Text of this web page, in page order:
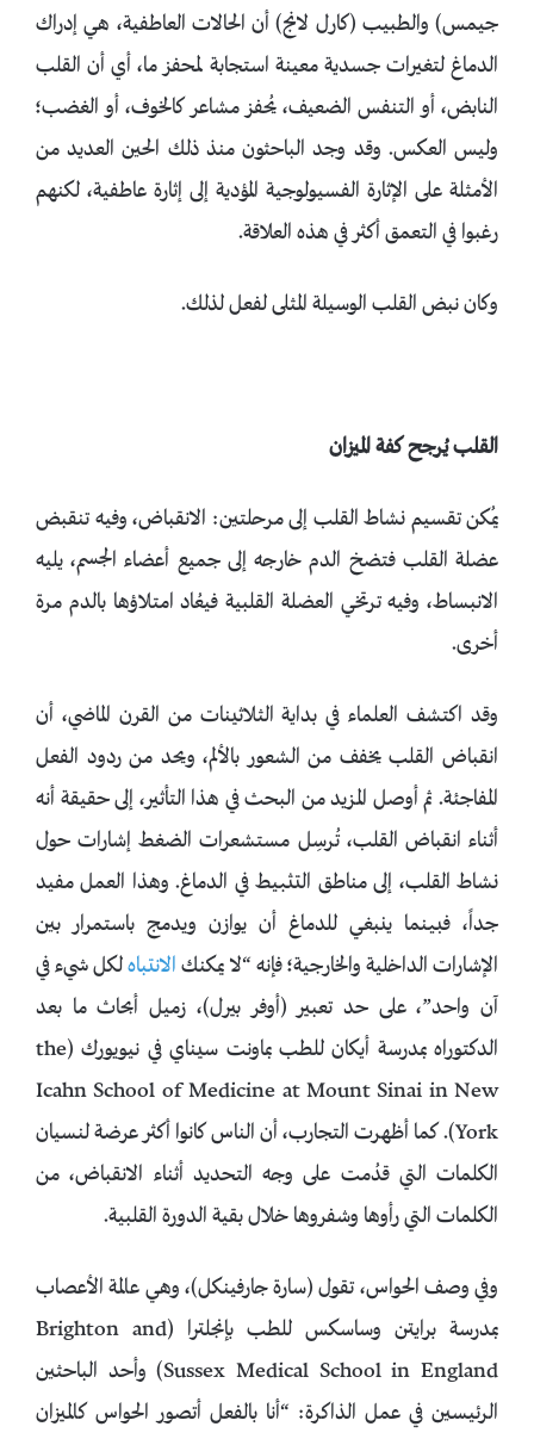
جيمس) والطبيب (كارل لانج) أن الحالات العاطفية، هي إدراك
الدماغ لتغيرات جسدية معينة استجابة لمحفز ما، أي أن القلب
النابض، أو التنفس الضعيف، يُحفز مشاعر كالخوف، أو الغضب؛
وليس العكس. وقد وجد الباحثون منذ ذلك الحين العديد من
الأمثلة على الإثارة الفسيولوجية المؤدية إلى إثارة عاطفية، لكنهم
رغبوا في التعمق أكثر في هذه العلاقة.
وكان نبض القلب الوسيلة المثلى لفعل لذلك.
القلب يُرجح كفة الميزان
يمُكن تقسيم نشاط القلب إلى مرحلتين: الانقباض، وفيه تنقبض
عضلة القلب فتضخ الدم خارجه إلى جميع أعضاء الجسم، يليه
الانبساط، وفيه ترتخي العضلة القلبية فيعُاد امتلاؤها بالدم مرة
أخرى.
وقد اكتشف العلماء في بداية الثلاثينات من القرن الماضي، أن
انقباض القلب يخفف من الشعور بالألم، ويحد من ردود الفعل
المفاجئة. ثم أوصل المزيد من البحث في هذا التأثير، إلى حقيقة أنه
أثناء انقباض القلب، تُرسِل مستشعرات الضغط إشارات حول
نشاط القلب، إلى مناطق التثبيط في الدماغ. وهذا العمل مفيد
جداً، فبينما ينبغي للدماغ أن يوازن ويدمج باستمرار بين
الإشارات الداخلية والخارجية؛ فإنه “لا يمكنك الانتباهلكل شيء في
آن واحد”، على حد تعبير (أوفر بيرل)، زميل أبحاث ما بعد
الدكتوراه بمدرسة أيكان للطب بماونت سيناي في نيويورك (the
Icahn School of Medicine at Mount Sinai in New
York). كما أظهرت التجارب، أن الناس كانوا أكثر عرضة لنسيان
الكلمات التي قدُمت على وجه التحديد أثناء الانقباض، من
الكلمات التي رأوها وشفروها خلال بقية الدورة القلبية.
وفي وصف الحواس، تقول (سارة جارفينكل)، وهي عالمة الأعصاب
بمدرسة برايتن وساسكس للطب بإنجلترا (Brighton and
Sussex Medical School in England) وأحد الباحثين
الرئيسين في عمل الذاكرة: “أنا بالفعل أتصور الحواس كالميزان